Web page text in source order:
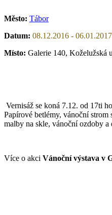
Město: Tábor
Datum: 08.12.2016 - 06.01.2017
Místo: Galerie 140, Koželužská
Vernisáž se koná 7.12. od 17ti
Papírové betlémy, vánoční
malby na skle, vánoční ozdoby a
Více o akci Vánoční výstava v